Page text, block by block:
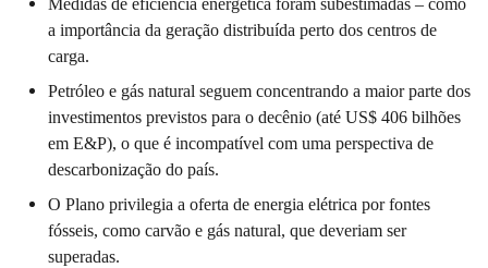
a importância da geração distribuída perto dos centros de
carga.
Petróleo e gás natural seguem concentrando a maior parte dos
investimentos previstos para o decênio (até US$ 406 bilhões
em E&P), o que é incompatível com uma perspectiva de
descarbonização do país.
O Plano privilegia a oferta de energia elétrica por fontes
fósseis, como carvão e gás natural, que deveriam ser
superadas.